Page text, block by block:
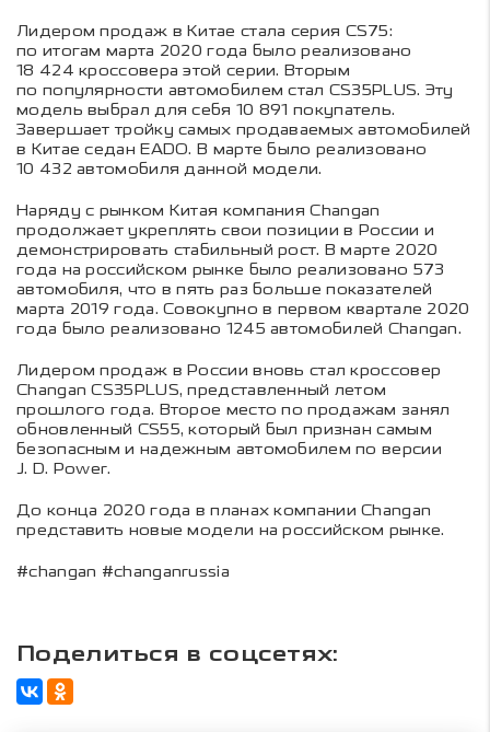
Лидером продаж в Китае стала серия CS75:
по итогам марта 2020 года было реализовано
18 424 кроссовера этой серии. Вторым
по популярности автомобилем стал CS35PLUS. Эту
модель выбрал для себя 10 891 покупатель.
Завершает тройку самых продаваемых автомобилей
в Китае седан EADO. В марте было реализовано
10 432 автомобиля данной модели.
Наряду с рынком Китая компания Changan
продолжает укреплять свои позиции в России и
демонстрировать стабильный рост. В марте 2020
года на российском рынке было реализовано 573
автомобиля, что в пять раз больше показателей
марта 2019 года. Совокупно в первом квартале 2020
года было реализовано 1245 автомобилей Changan.
Лидером продаж в России вновь стал кроссовер
Changan CS35PLUS, представленный летом
прошлого года. Второе место по продажам занял
обновленный CS55, который был признан самым
безопасным и надежным автомобилем по версии
J. D. Power.
До конца 2020 года в планах компании Changan
представить новые модели на российском рынке.
#changan #changanrussia
Поделиться в соцсетях: